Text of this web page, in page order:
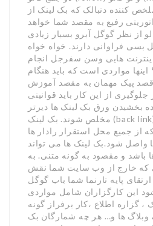
کننده دنبالک که بک لینک از
رفیع به مقصد شما خواهد
از نظر گوگل آبرو بسیار زیادی
بسی فراوانی دارند. خواه خواه
هایی وسن سفرجل انجام
اینها مواردی است که باید هنگام
پیک مهمان به مقصد آموزش
جلوگیری از این کار باید قوانینی
بخشیدن ورق بک لینک ها دیرتر
مخلص شوند. بک لینک (back link) یا پیوند برگشتی، برای
جمیع محل استقرار رادار ها
واصل شود.بک لینک ها می تواند
باشد و مقصود به گونه متنی. به
که خارج از وب سایت شما نقش
پایه تارنما شما باب گوگل
این کارگزاران شامل مواردی
گزاره اطلاع ،کار برفراز گونه
وبلاگ ها و… هر چه شمارگان بک